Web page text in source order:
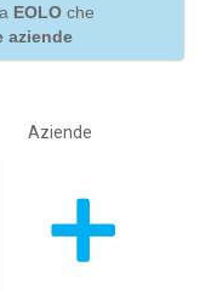
EOLO che
aziende
Aziende